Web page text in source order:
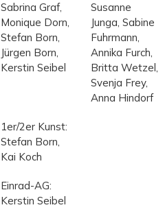
Sabrina Graf,
Monique Dorn,
Stefan Born,
Jürgen Born,
Kerstin Seibel
Susanne
Junga, Sabine
Fuhrmann,
Annika Furch,
Britta Wetzel,
Svenja Frey,
Anna Hindorf
1er/2er Kunst:
Stefan Born,
Kai Koch
Einrad-AG:
Kerstin Seibel